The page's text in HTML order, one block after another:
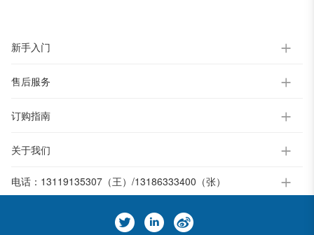
新手入门
售后服务
订购指南
关于我们
电话： 13119135307（王）/13186333400（张）